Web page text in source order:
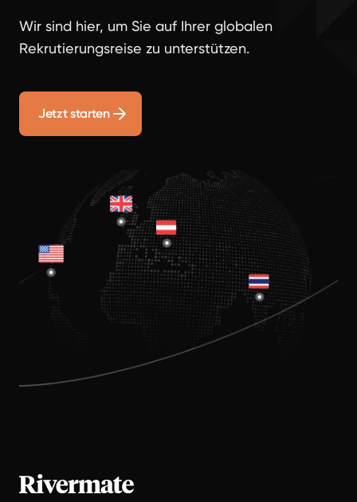
Wir sind hier, um Sie auf Ihrer globalen
Rekrutierungsreise zu unterstützen.
Jetzt starten